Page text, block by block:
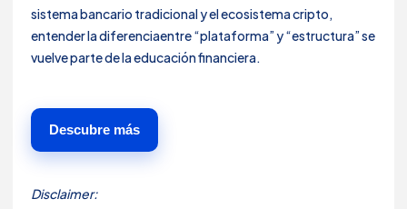
sistema bancario tradicional y el ecosistema cripto,
entender la diferenciaentre “plataforma” y “estructura” se
vuelve parte de la educación financiera.
Descubre más
Disclaimer: